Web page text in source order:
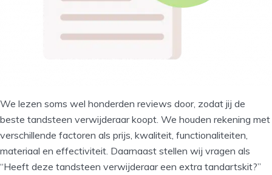
We lezen soms wel honderden reviews door, zodat jij de
beste tandsteen verwijderaar koopt. We houden rekening met
verschillende factoren als prijs, kwaliteit, functionaliteiten,
materiaal en effectiviteit. Daarnaast stellen wij vragen als
“Heeft deze tandsteen verwijderaar een extra tandartskit?”